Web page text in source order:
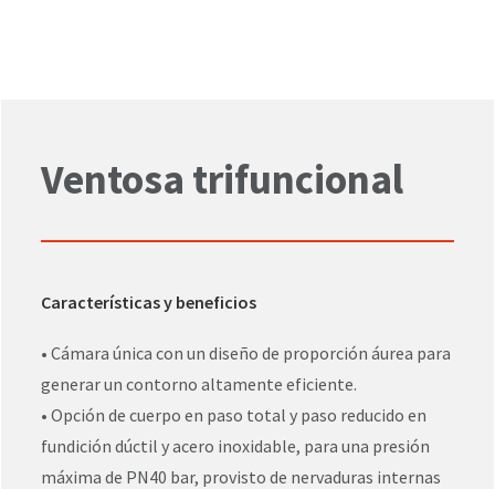
Ventosa trifuncional
Características y beneficios
• Cámara única con un diseño de proporción áurea para
generar un contorno altamente eficiente.
• Opción de cuerpo en paso total y paso reducido en
fundición dúctil y acero inoxidable, para una presión
máxima de PN40 bar, provisto de nervaduras internas